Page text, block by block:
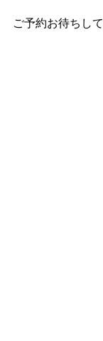
ご予約お待ちし